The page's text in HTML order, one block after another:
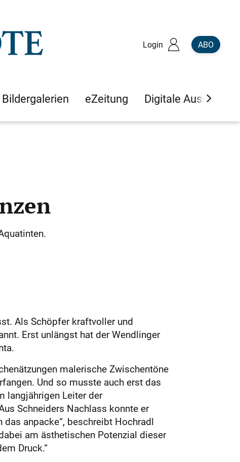
Login ABO
Bildergalerien eZeitung Digitale Ausgaben
Als Schöpfer kraftvoller und
Erst unlängst hat der Wendlinger
malerische Zwischentöne
Und so musste auch erst das
langjährigen Leiter der
Schneiders Nachlass konnte er
anpacke“, beschreibt Hochradl
am ästhetischen Potenzial dieser
Druck.“